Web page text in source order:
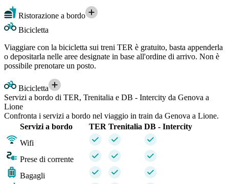
Ristorazione a bordo
Bicicletta
Viaggiare con la bicicletta sui treni TER è gratuito, basta appenderla
o depositarla nelle aree designate in base all'ordine di arrivo. Non è
possibile prenotare un posto.
Bicicletta
Servizi a bordo di TER, Trenitalia e DB - Intercity da Genova a
Lione
Confronta i servizi a bordo nel viaggio in train da Genova a Lione.
Servizi a bordo
TER Trenitalia DB - Intercity
Wifi
Prese di corrente
Bagagli